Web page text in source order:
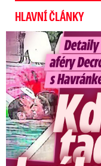
HLAVNÍ ČLÁNKY
Detaily aféry Decroix